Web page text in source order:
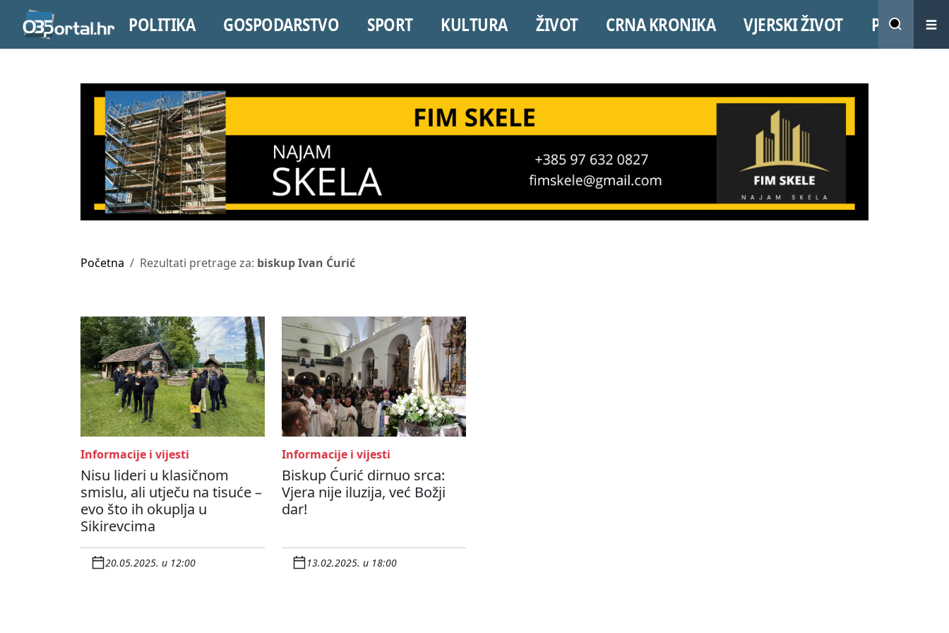
POLITIKA GOSPODARSTVO SPORT KULTURA ŽIVOT CRNA KRONIKA VJERSKI ŽIVOT PROMO
Početna Rezultati pretrage za: biskup Ivan Ćurić
Informacije i vijesti
Nisu lideri u klasičnom
smislu, ali utječu na tisuće –
evo što ih okuplja u
Sikirevcima
20.05.2025. u 12:00
Informacije i vijesti
Biskup Ćurić dirnuo srca:
Vjera nije iluzija, već Božji
dar!
13.02.2025. u 18:00